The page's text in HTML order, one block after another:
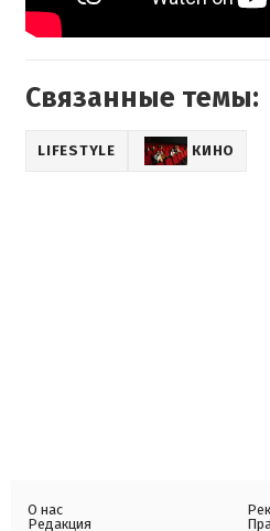
Связанные темы:
LIFESTYLE КИНО
О нас
Редакция